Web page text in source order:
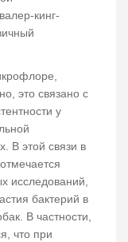
кинг-
это связано с
у
В этой связи в
исследований,
бактерий в
В частности,
что при